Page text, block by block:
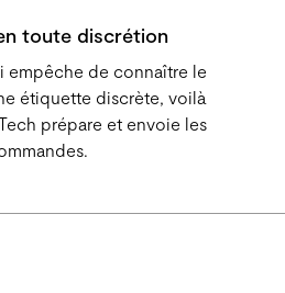
toute discrétion
empêche de connaître le
étiquette discrète, voilà
prépare et envoie les